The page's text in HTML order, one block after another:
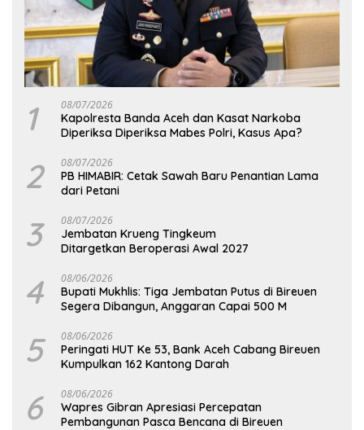
1 08/07/2026
Kapolresta Banda Aceh dan Kasat Narkoba
Diperiksa Diperiksa Mabes Polri, Kasus Apa?
2 08/07/2026
PB HIMABIR: Cetak Sawah Baru Penantian Lama
dari Petani
3 08/07/2026
Jembatan Krueng Tingkeum
Ditargetkan Beroperasi Awal 2027
4 08/06/2026
Bupati Mukhlis: Tiga Jembatan Putus di Bireuen
Segera Dibangun, Anggaran Capai 500 M
5 08/06/2026
Peringati HUT Ke 53, Bank Aceh Cabang Bireuen
Kumpulkan 162 Kantong Darah
6 08/06/2026
Wapres Gibran Apresiasi Percepatan
Pembangunan Pasca Bencana di Bireuen